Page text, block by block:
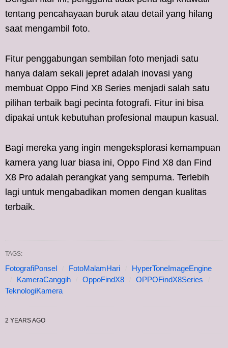
tentang pencahayaan buruk atau detail yang hilang
saat mengambil foto.
Fitur penggabungan sembilan foto menjadi satu
hanya dalam sekali jepret adalah inovasi yang
membuat Oppo Find X8 Series menjadi salah satu
pilihan terbaik bagi pecinta fotografi. Fitur ini bisa
dipakai untuk kebutuhan profesional maupun kasual.
Bagi mereka yang ingin mengeksplorasi kemampuan
kamera yang luar biasa ini, Oppo Find X8 dan Find
X8 Pro adalah perangkat yang sempurna. Terlebih
lagi untuk mengabadikan momen dengan kualitas
terbaik.
TAGS:
FotografiPonsel FotoMalamHari
HyperToneImageEngine
KameraCanggih
OppoFindX8
OPPOFindX8Series
TeknologiKamera
2 YEARS AGO